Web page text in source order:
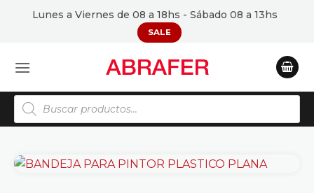
Lunes a Viernes de 08 a 18hs - Sábado 08 a 13hs
SALE
Búsqueda
de
productos